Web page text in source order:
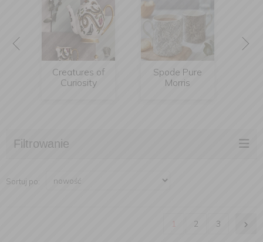
Creatures of
Curiosity
Spode Pure
Morris
Filtrowanie
Sortuj po:
1 2 3